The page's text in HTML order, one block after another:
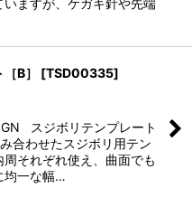
いますが、ケガキ針や先端
B］ [TSD00335]
スジボリテンプレート
合わせたスジボリ用テン
それぞれ使え、曲面でも
均一な幅…